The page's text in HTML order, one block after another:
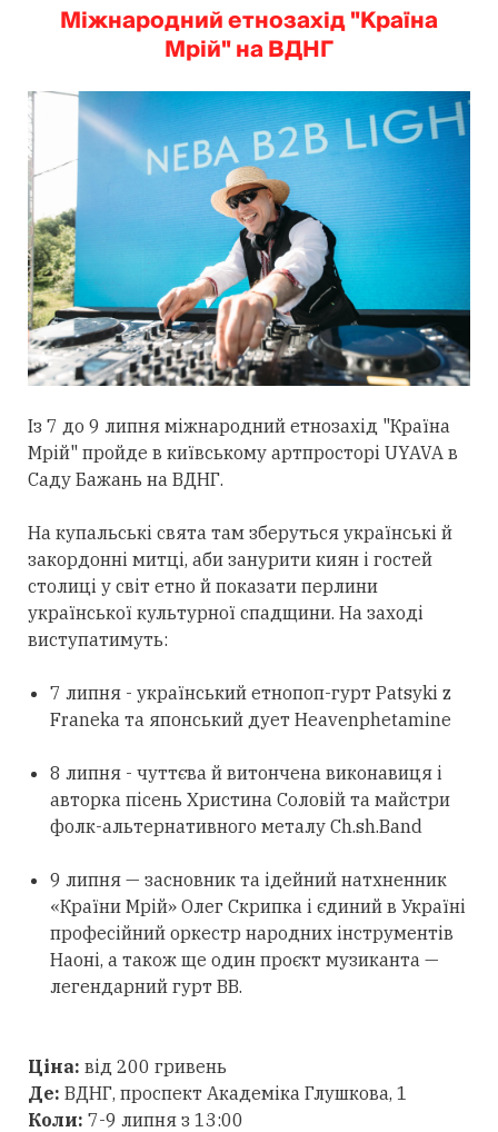
Міжнародний етнозахід "Країна
Мрій" на ВДНГ
Із 7 до 9 липня міжнародний етнозахід "Країна
Мрій" пройде в київському артпросторі UYAVA в
Саду Бажань на ВДНГ.
На купальські свята там зберуться українські й
закордонні митці, аби занурити киян і гостей
столиці у світ етно й показати перлини
української культурної спадщини. На заході
виступатимуть:
7 липня - український етнопоп-гурт Patsyki z
Franeka та японський дует Heavenphetamine
8 липня - чуттєва й витончена виконавиця і
авторка пісень Христина Соловій та майстри
фолк-альтернативного металу Ch.sh.Band
9 липня — засновник та ідейний натхненник
«Країни Мрій» Олег Скрипка і єдиний в Україні
професійний оркестр народних інструментів
Наоні, а також ще один проєкт музиканта —
легендарний гурт ВВ.
Ціна: від 200 гривень
Де: ВДНГ, проспект Академіка Глушкова, 1
Коли: 7-9 липня з 13:00